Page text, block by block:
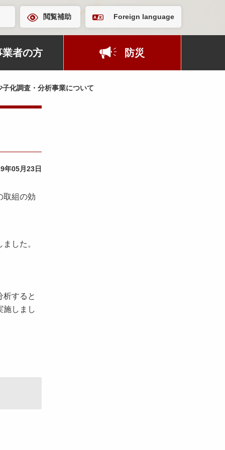
閲覧補助 Foreign language
業者の方 防災
化調査・分析事業について
年05月23日
取組の効
した。
析すると
施しまし